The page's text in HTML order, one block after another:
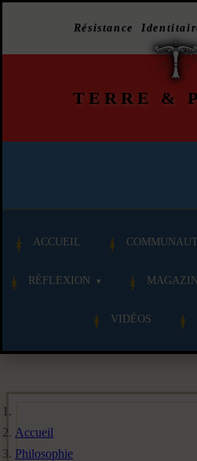
Résistance
TERRE &
ACCUEIL
RÉFLEXION
VIDÉOS
Accueil
Philosophie